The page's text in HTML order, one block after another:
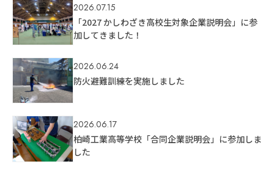
2026.07.15
「2027 かしわざき高校生対象企業説明会」に参
加してきました！
2026.06.24
防火避難訓練を実施しました
2026.06.17
柏崎工業高等学校「合同企業説明会」に参加しま
した